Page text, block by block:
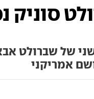
סוניק
של שברולט
אמריקני